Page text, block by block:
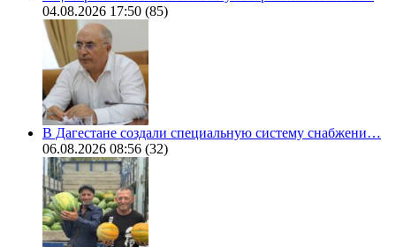
04.08.2026 17:50 (85)
В Дагестане создали специальную систему снабжени…
06.08.2026 08:56 (32)